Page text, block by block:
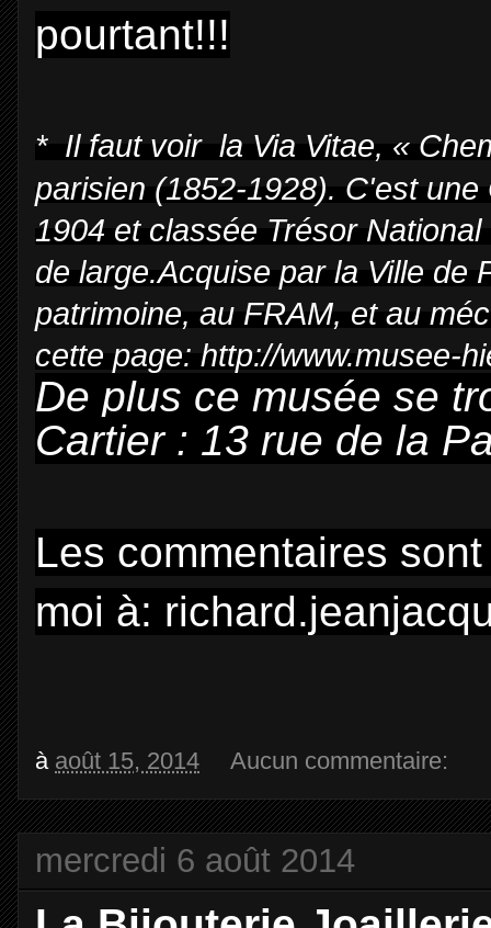
pourtant!!!
* Il faut voir la Via Vitae, «
parisien (1852-1928). C'est une
1904 et classée Trésor
de large.Acquise par la Ville de
patrimoine, au FRAM, et au
cette page: http://www.musee-
De plus ce musée se
Cartier : 13 rue de la
Les commentaires
moi à:
à août 15, 2014 Aucun commentaire:
mercredi 6 août 2014